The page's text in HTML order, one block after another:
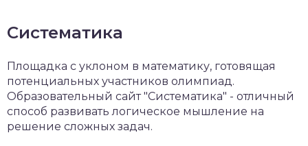
Систематика
Площадка с уклоном в математику, готовящая
потенциальных участников олимпиад.
Образовательный сайт "Систематика" - отличный
способ развивать логическое мышление на
решение сложных задач.